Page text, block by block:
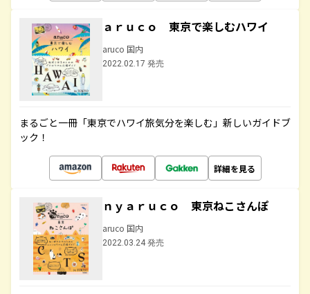
ａｒｕｃｏ 東京で楽しむハワイ
aruco 国内
2022.02.17 発売
まるごと一冊「東京でハワイ旅気分を楽しむ」新しいガイドブ
ック！
詳細を見る
ｎｙａｒｕｃｏ 東京ねこさんぽ
aruco 国内
2022.03.24 発売